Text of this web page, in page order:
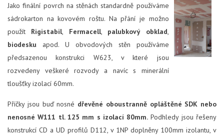
Jako finální povrch na stěnách standardně používáme
sádrokarton na kovovém roštu. Na přání je možno
použít Rigistabil, Fermacell, palubkový obklad,
biodesku apod. U obvodových stěn používáme
předsazenou konstrukci W623, v které jsou
rozvedeny veškeré rozvody a navíc s minerální
tloušťky izolací 60mm.
Příčky jsou buď nosné dřevěné oboustranně opláštěné SDK nebo
nenosné W111 tl. 125 mm s izolací 80mm. Podhledy jsou řešeny
konstrukcí CD a UD profilů D112, v 1NP doplněny 100mm izolantu, v